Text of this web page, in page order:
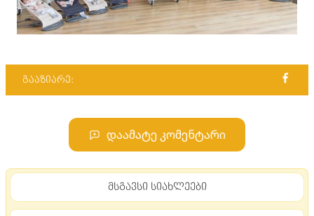
გააზიარე:
დაამატე კომენტარი
მსგავსი სიახლეები